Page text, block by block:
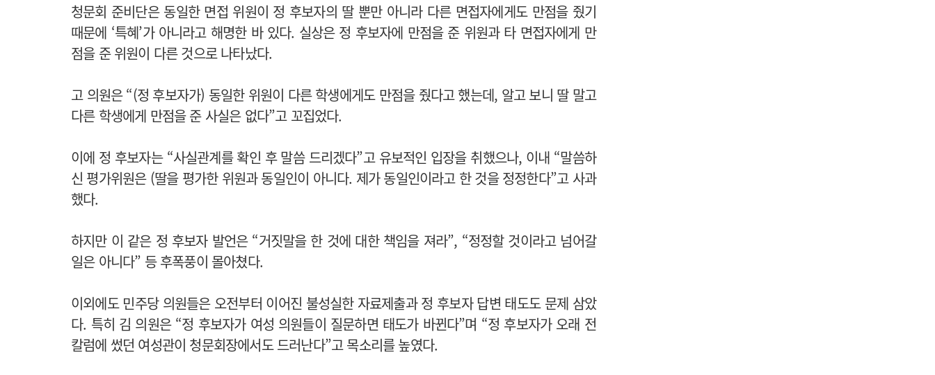
청문회 준비단은 동일한 면접 위원이 정 후보자의 딸 뿐만 아니라 다른 면접자에게도 만점을 줬기
때문에 ‘특혜’가 아니라고 해명한 바 있다. 실상은 정 후보자에 만점을 준 위원과 타 면접자에게 만
점을 준 위원이 다른 것으로 나타났다.
고 의원은 “(정 후보자가) 동일한 위원이 다른 학생에게도 만점을 줬다고 했는데, 알고 보니 딸 말고
다른 학생에게 만점을 준 사실은 없다”고 꼬집었다.
이에 정 후보자는 “사실관계를 확인 후 말씀 드리겠다”고 유보적인 입장을 취했으나, 이내 “말씀하
신 평가위원은 (딸을 평가한 위원과 동일인이 아니다. 제가 동일인이라고 한 것을 정정한다”고 사과
했다.
하지만 이 같은 정 후보자 발언은 “거짓말을 한 것에 대한 책임을 져라”, “정정할 것이라고 넘어갈
일은 아니다” 등 후폭풍이 몰아쳤다.
이외에도 민주당 의원들은 오전부터 이어진 불성실한 자료제출과 정 후보자 답변 태도도 문제 삼았
다. 특히 김 의원은 “정 후보자가 여성 의원들이 질문하면 태도가 바뀐다”며 “정 후보자가 오래 전
칼럼에 썼던 여성관이 청문회장에서도 드러난다”고 목소리를 높였다.